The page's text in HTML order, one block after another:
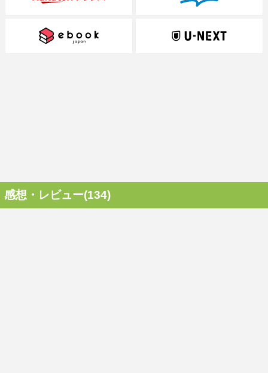
感想・レビュー(134)